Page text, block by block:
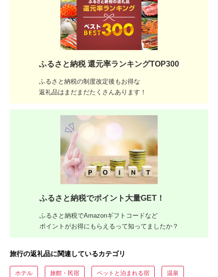
ふるさと納税 還元率ランキングTOP300
ふるさと納税の制度改定後もお得な
返礼品はまだまだたくさんあります！
ふるさと納税でポイント大量GET！
ふるさと納税でAmazonギフトコードなど
ポイントがお得にもらえるって知ってましたか？
旅行の返礼品に関連しているカテゴリ
ホテル 旅館・民宿 ペットと泊まれる宿 温泉